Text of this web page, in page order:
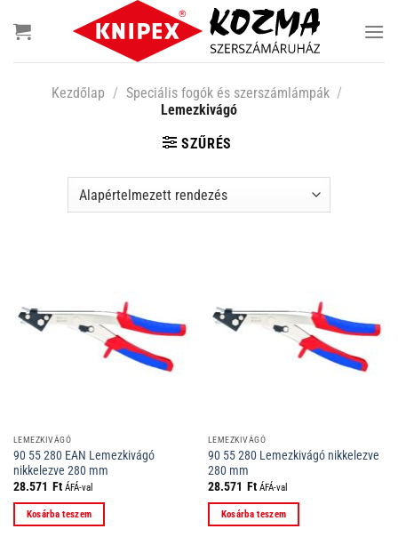
Kezdőlap / Speciális fogók és szerszámlámpák /
Lemezkivágó
SZŰRÉS
LEMEZKIVÁGÓ
90 55 280 EAN Lemezkivágó
nikkelezve 280 mm
28.571 Ft ÁFÁ-val
Kosárba teszem
LEMEZKIVÁGÓ
90 55 280 Lemezkivágó nikkelezve
280 mm
28.571 Ft ÁFÁ-val
Kosárba teszem